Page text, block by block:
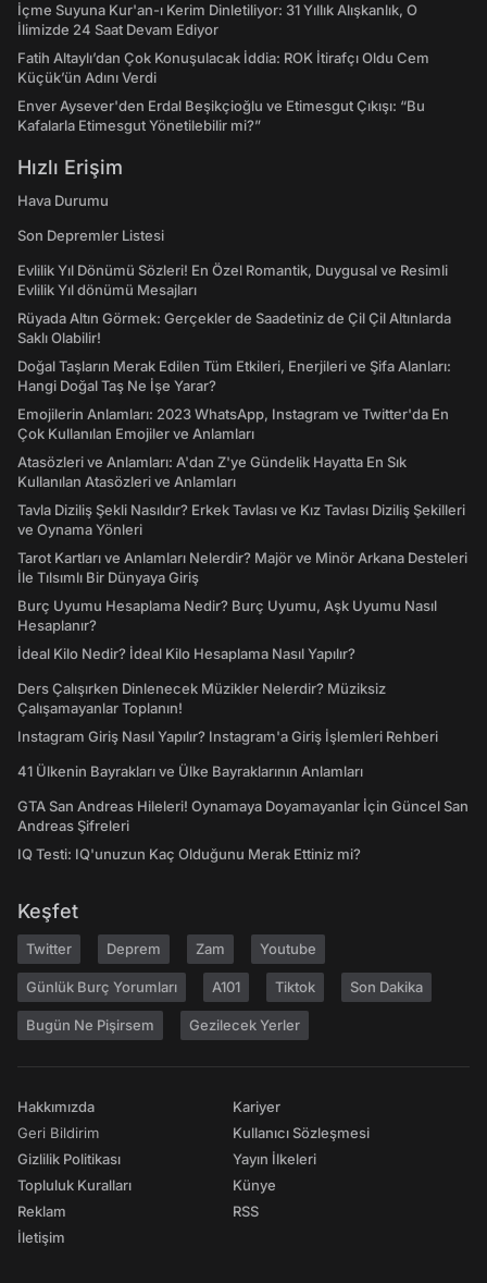
İçme Suyuna Kur'an-ı Kerim Dinletiliyor: 31 Yıllık Alışkanlık, O
İlimizde 24 Saat Devam Ediyor
Fatih Altaylı’dan Çok Konuşulacak İddia: ROK İtirafçı Oldu Cem
Küçük’ün Adını Verdi
Enver Aysever'den Erdal Beşikçioğlu ve Etimesgut Çıkışı: “Bu
Kafalarla Etimesgut Yönetilebilir mi?”
Hızlı Erişim
Hava Durumu
Son Depremler Listesi
Evlilik Yıl Dönümü Sözleri! En Özel Romantik, Duygusal ve Resimli
Evlilik Yıl dönümü Mesajları
Rüyada Altın Görmek: Gerçekler de Saadetiniz de Çil Çil Altınlarda
Saklı Olabilir!
Doğal Taşların Merak Edilen Tüm Etkileri, Enerjileri ve Şifa Alanları:
Hangi Doğal Taş Ne İşe Yarar?
Emojilerin Anlamları: 2023 WhatsApp, Instagram ve Twitter'da En
Çok Kullanılan Emojiler ve Anlamları
Atasözleri ve Anlamları: A'dan Z'ye Gündelik Hayatta En Sık
Kullanılan Atasözleri ve Anlamları
Tavla Diziliş Şekli Nasıldır? Erkek Tavlası ve Kız Tavlası Diziliş Şekilleri
ve Oynama Yönleri
Tarot Kartları ve Anlamları Nelerdir? Majör ve Minör Arkana Desteleri
İle Tılsımlı Bir Dünyaya Giriş
Burç Uyumu Hesaplama Nedir? Burç Uyumu, Aşk Uyumu Nasıl
Hesaplanır?
İdeal Kilo Nedir? İdeal Kilo Hesaplama Nasıl Yapılır?
Ders Çalışırken Dinlenecek Müzikler Nelerdir? Müziksiz
Çalışamayanlar Toplanın!
Instagram Giriş Nasıl Yapılır? Instagram'a Giriş İşlemleri Rehberi
41 Ülkenin Bayrakları ve Ülke Bayraklarının Anlamları
GTA San Andreas Hileleri! Oynamaya Doyamayanlar İçin Güncel San
Andreas Şifreleri
IQ Testi: IQ'unuzun Kaç Olduğunu Merak Ettiniz mi?
Keşfet
Twitter Deprem Zam Youtube
Günlük Burç Yorumları A101 Tiktok Son Dakika
Bugün Ne Pişirsem Gezilecek Yerler
Hakkımızda
Geri Bildirim
Gizlilik Politikası
Topluluk Kuralları
Reklam
İletişim
Kariyer
Kullanıcı Sözleşmesi
Yayın İlkeleri
Künye
RSS